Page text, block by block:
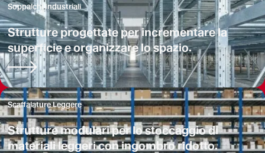
Soppalchi Industriali
Strutture progettate per incrementare la
superficie e organizzare lo spazio.
Scaffalature Leggere
Strutture modulari per lo stoccaggio di
materiali leggeri con ingombro ridotto.